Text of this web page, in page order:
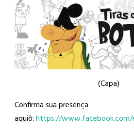
(Capa)
Confirma sua presença
aquiô:https://www.facebook.com/